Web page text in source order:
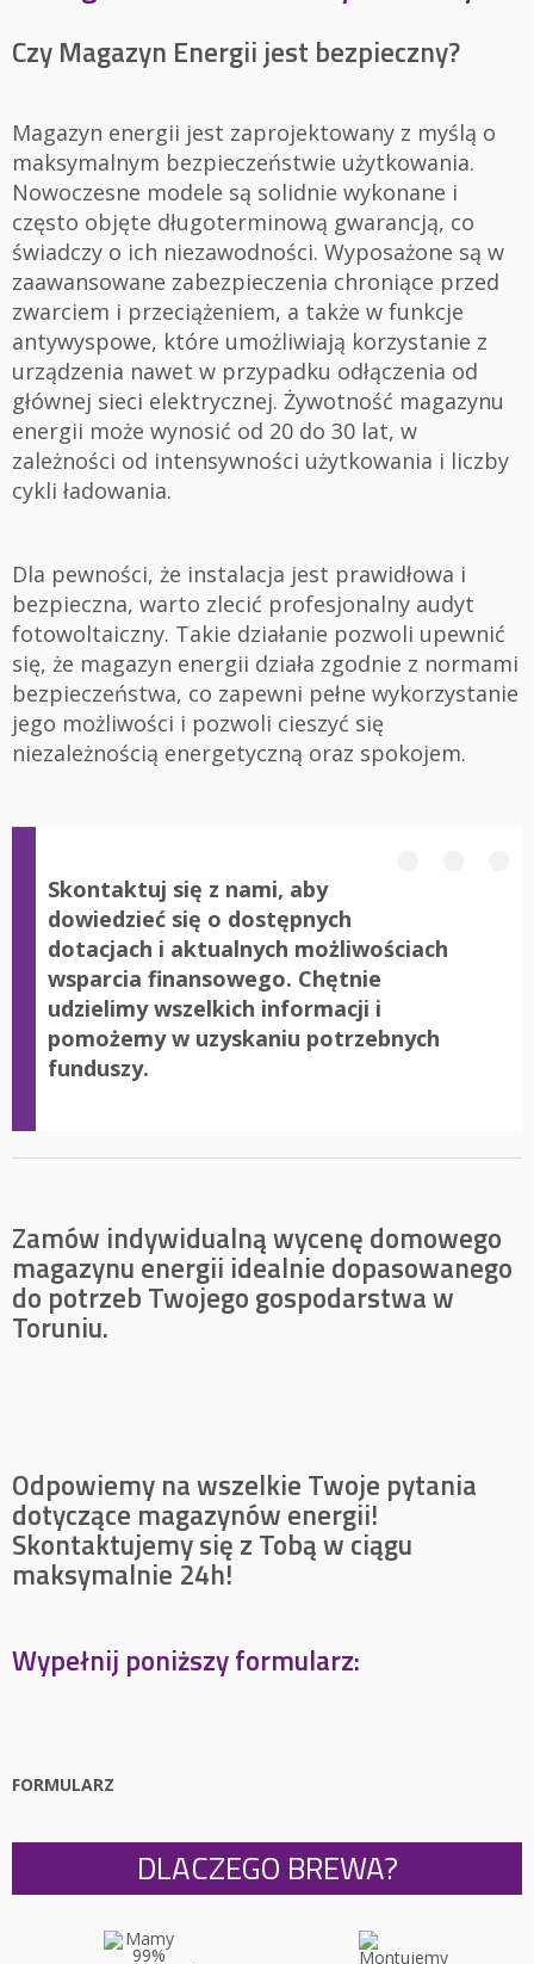
Czy Magazyn Energii jest bezpieczny?
Magazyn energii jest zaprojektowany z myślą o
maksymalnym bezpieczeństwie użytkowania.
Nowoczesne modele są solidnie wykonane i
często objęte długoterminową gwarancją, co
świadczy o ich niezawodności. Wyposażone są w
zaawansowane zabezpieczenia chroniące przed
zwarciem i przeciążeniem, a także w funkcje
antywyspowe, które umożliwiają korzystanie z
urządzenia nawet w przypadku odłączenia od
głównej sieci elektrycznej. Żywotność magazynu
energii może wynosić od 20 do 30 lat, w
zależności od intensywności użytkowania i liczby
cykli ładowania.
Dla pewności, że instalacja jest prawidłowa i
bezpieczna, warto zlecić profesjonalny audyt
fotowoltaiczny. Takie działanie pozwoli upewnić
się, że magazyn energii działa zgodnie z normami
bezpieczeństwa, co zapewni pełne wykorzystanie
jego możliwości i pozwoli cieszyć się
niezależnością energetyczną oraz spokojem.
Skontaktuj się z nami, aby
dowiedzieć się o dostępnych
dotacjach i aktualnych możliwościach
wsparcia finansowego. Chętnie
udzielimy wszelkich informacji i
pomożemy w uzyskaniu potrzebnych
funduszy.
Zamów indywidualną wycenę domowego
magazynu energii idealnie dopasowanego
do potrzeb Twojego gospodarstwa w
Toruniu.
Odpowiemy na wszelkie Twoje pytania
dotyczące magazynów energii!
Skontaktujemy się z Tobą w ciągu
maksymalnie 24h!
Wypełnij poniższy formularz:
FORMULARZ
DLACZEGO BREWA?